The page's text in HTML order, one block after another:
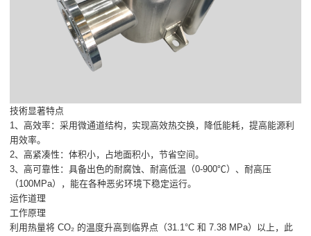
技術显著特点
1、高效率：采用微通道结构，实现高效热交换，降低能耗，提高能源利
用效率。
2、高紧凑性：体积小，占地面积小，节省空间。
3、高可靠性：具备出色的耐腐蚀、耐高低温（0-900℃）、耐高压
（100MPa），能在各种恶劣环境下稳定运行。
运作道理
工作原理
利用热量将 CO₂ 的温度升高到临界点（31.1°C 和 7.38 MPa）以上，此